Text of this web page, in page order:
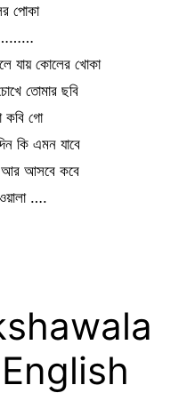
পোকা
যায় কোলের খোকা
তোমার ছবি
কবি গো
কি এমন যাবে
আর আসবে কবে
….